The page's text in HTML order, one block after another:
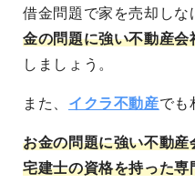
借金問題で家を売却し
金の問題に強い不動産会
しましょう。
また、 イクラ不動産でも
お金の問題に強い不動産
宅建士の資格を持った